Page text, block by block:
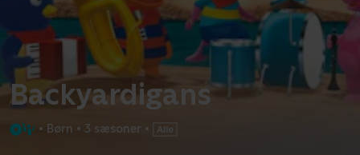
Backyardigans
• Børn • 3 sæsoner •